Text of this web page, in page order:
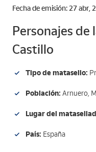
Fecha de emisión: 27 abr,
Personajes de
Castillo
Tipo de matasello:
Población: Arnuero,
Lugar del
País: España